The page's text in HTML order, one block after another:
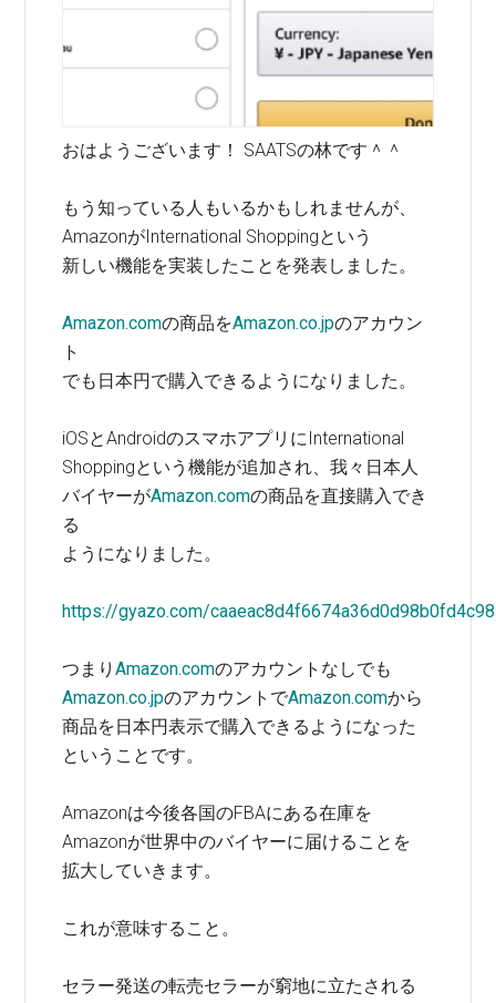
おはようございます！ SAATSの林です＾＾
もう知っている人もいるかもしれませんが、
AmazonがInternational Shoppingという
新しい機能を実装したことを発表しました。
Amazon.comの商品をAmazon.co.jpのアカウン
ト
でも日本円で購入できるようになりました。
iOSとAndroidのスマホアプリにInternational
Shoppingという機能が追加され、我々日本人
バイヤーがAmazon.comの商品を直接購入でき
る
ようになりました。
https://gyazo.com/
つまりAmazon.comのアカウントなしでも
Amazon.co.jpのアカウントでAmazon.comから
商品を日本円表示で購入できるようになった
ということです。
Amazonは今後各国のFBAにある在庫を
Amazonが世界中のバイヤーに届けることを
拡大していきます。
これが意味すること。
セラー発送の転売セラーが窮地に立たされる